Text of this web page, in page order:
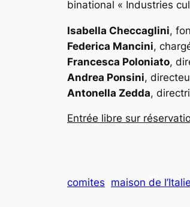
binational « Industries
Isabella Checcaglini,
Federica Mancini,
Francesca Poloniato,
Andrea Ponsini,
Antonella Zedda,
Entrée libre sur
comites maison de l’Italie